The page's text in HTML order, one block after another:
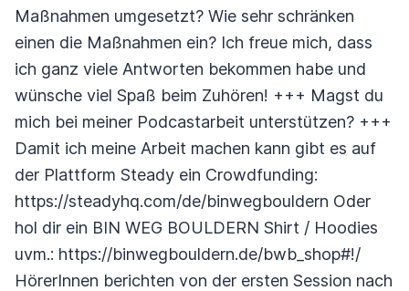
Maßnahmen umgesetzt? Wie sehr schränken
einen die Maßnahmen ein? Ich freue mich, dass
ich ganz viele Antworten bekommen habe und
wünsche viel Spaß beim Zuhören! +++ Magst du
mich bei meiner Podcastarbeit unterstützen? +++
Damit ich meine Arbeit machen kann gibt es auf
der Plattform Steady ein Crowdfunding:
https://steadyhq.com/de/binwegbouldern Oder
hol dir ein BIN WEG BOULDERN Shirt / Hoodies
uvm.: https://binwegbouldern.de/bwb_shop#!/
HörerInnen berichten von der ersten Session nach